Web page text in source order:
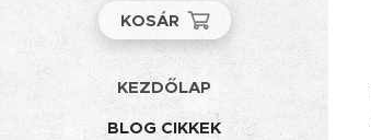
KOSÁR
KEZDŐLAP
BLOG CIKKEK